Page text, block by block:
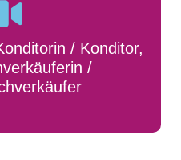
/ Konditor,
/